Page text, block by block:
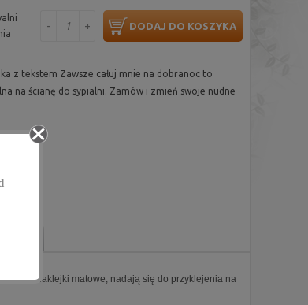
DODAJ DO KOSZYKA
- +
z tekstem Zawsze całuj mnie na dobranoc to
na ścianę do sypialni. Zamów i zmień swoje nudne
[0]
niż naklejki matowe, nadają się do przyklejenia na